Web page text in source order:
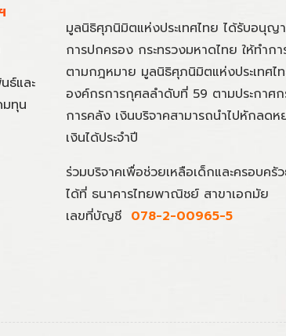
ธ์และ
มทุน
มูลนิธิศุภนิมิตแห่งประเทศไทย ได้รับอนุญ
การปกครอง กระทรวงมหาดไทย ให้ทำกา
ตามกฎหมาย มูลนิธิศุภนิมิตแห่งประเทศไ
องค์กรการกุศลลำดับที่ 59 ตามประกาศก
การคลัง เงินบริจาคสามารถนำไปหักลด
เงินได้ประจำปี
ร่วมบริจาคเพื่อช่วยเหลือเด็กและครอบครั
ได้ที่ ธนาคารไทยพาณิชย์ สาขาเอกมัย
เลขที่บัญชี 078-2-00965-5